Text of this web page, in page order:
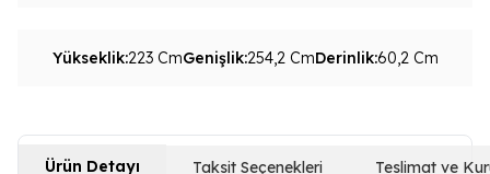
Yükseklik:223 CmGenişlik:254,2 CmDerinlik:60,2 Cm
Ürün Detayı Taksit Seçenekleri Teslimat ve